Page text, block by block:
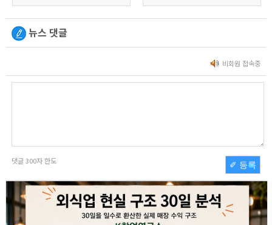
뉴스 댓글
비회원 접속중
댓글300자 한도 ✐ 등록